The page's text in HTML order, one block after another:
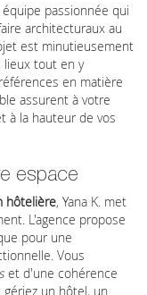
passionnée qui
architecturaux au
est minutieusement
tout en y
en matière
assurent à votre
à la hauteur de vos
espace
hôtelière, Yana K. met
L'agence propose
pour une
Vous
et d'une cohérence
un hôtel, un